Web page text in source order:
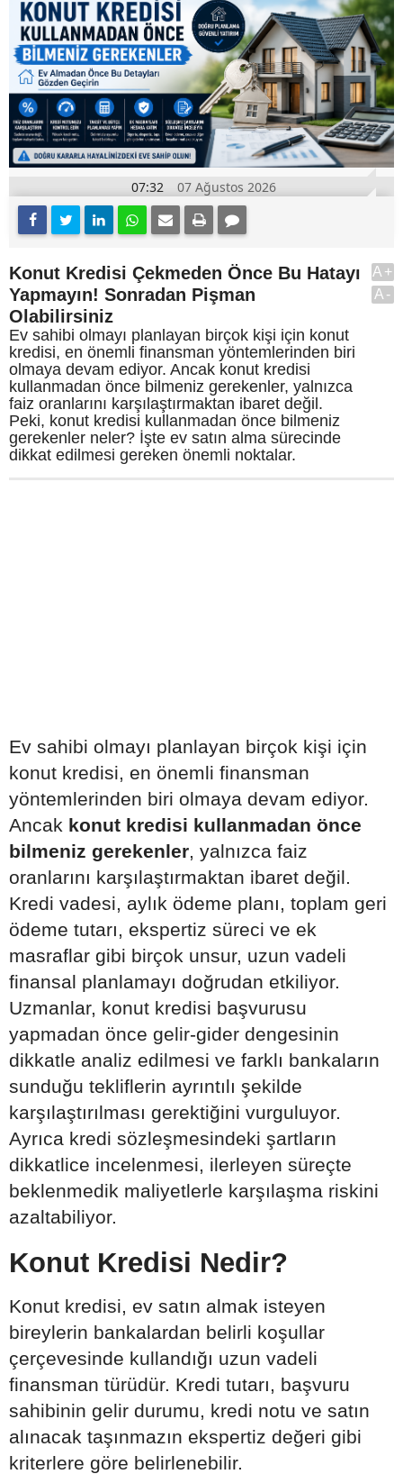
07:32 07 Ağustos 2026
Konut Kredisi Çekmeden Önce Bu Hatayı
Yapmayın! Sonradan Pişman
Olabilirsiniz
Ev sahibi olmayı planlayan birçok kişi için konut
kredisi, en önemli finansman yöntemlerinden biri
olmaya devam ediyor. Ancak konut kredisi
kullanmadan önce bilmeniz gerekenler, yalnızca
faiz oranlarını karşılaştırmaktan ibaret değil.
Peki, konut kredisi kullanmadan önce bilmeniz
gerekenler neler? İşte ev satın alma sürecinde
dikkat edilmesi gereken önemli noktalar.
A+
A-
Ev sahibi olmayı planlayan birçok kişi için
konut kredisi, en önemli finansman
yöntemlerinden biri olmaya devam ediyor.
Ancak konut kredisi kullanmadan önce
bilmeniz gerekenler , yalnızca faiz
oranlarını karşılaştırmaktan ibaret değil.
Kredi vadesi, aylık ödeme planı, toplam geri
ödeme tutarı, ekspertiz süreci ve ek
masraflar gibi birçok unsur, uzun vadeli
finansal planlamayı doğrudan etkiliyor.
Uzmanlar, konut kredisi başvurusu
yapmadan önce gelir-gider dengesinin
dikkatle analiz edilmesi ve farklı bankaların
sunduğu tekliflerin ayrıntılı şekilde
karşılaştırılması gerektiğini vurguluyor.
Ayrıca kredi sözleşmesindeki şartların
dikkatlice incelenmesi, ilerleyen süreçte
beklenmedik maliyetlerle karşılaşma riskini
azaltabiliyor.
Konut Kredisi Nedir?
Konut kredisi, ev satın almak isteyen
bireylerin bankalardan belirli koşullar
çerçevesinde kullandığı uzun vadeli
finansman türüdür. Kredi tutarı, başvuru
sahibinin gelir durumu, kredi notu ve satın
alınacak taşınmazın ekspertiz değeri gibi
kriterlere göre belirlenebilir.